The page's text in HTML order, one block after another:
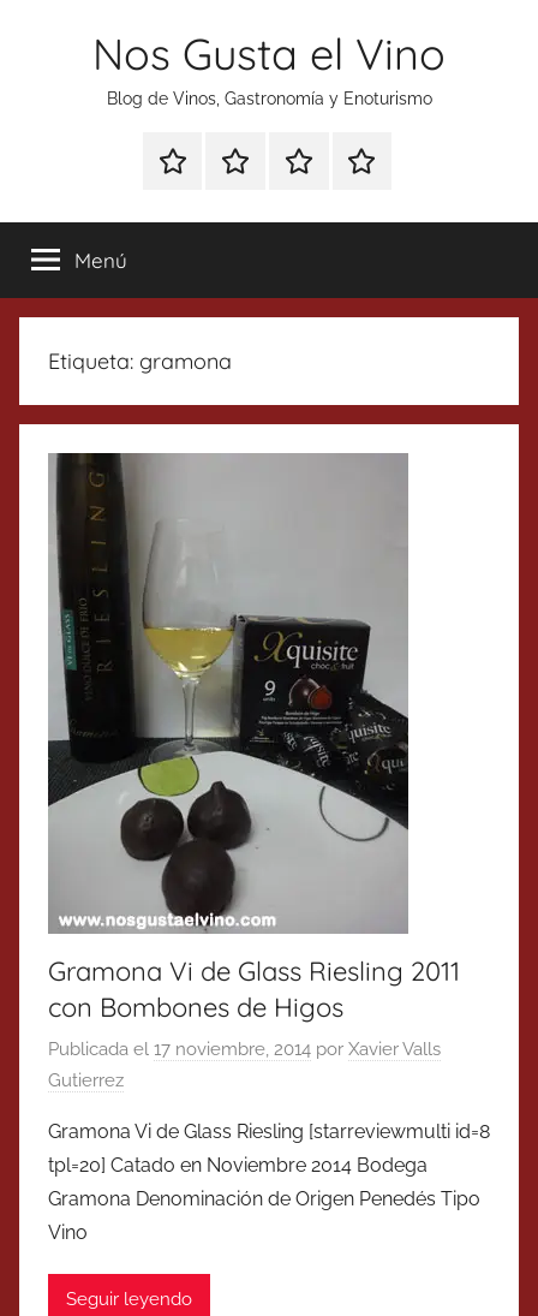
Nos Gusta el Vino
Blog de Vinos, Gastronomía y Enoturismo
Especial
Tonics
Enoturismo
Gastronomía
RankingContacto
Menú
Etiqueta: gramona
Gramona Vi de Glass Riesling 2011
con Bombones de Higos
Publicada el 17 noviembre, 2014 por Xavier Valls
Gutierrez
Gramona Vi de Glass Riesling [starreviewmulti id=8
tpl=20] Catado en Noviembre 2014 Bodega
Gramona Denominación de Origen Penedés Tipo
Vino
Seguir leyendo